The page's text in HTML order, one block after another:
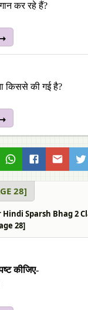
कर रहे हैं?
किससे की गई है?
28]
Sparsh Bhag 2
28]
कीजिए-